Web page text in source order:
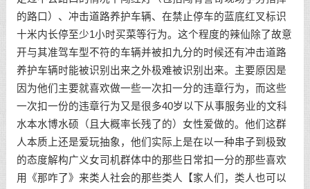
的路口）、冲击道路养护车辆、在禁止停车的蓝底红叉标识
十米内长停至少1小时买菜等行为。这个程度的辣仙除了故意
开与其准驾车型不符的车辆并被扣九分的时候还有冲击道路
养护车辆时能被识别出来之外极难被识别出来。主要原因是
因为他们主要就喜欢做一些一次扣一分的违章行为，而这些
一次扣一份的违章行为又是很多40岁以下从事服务业的文科
水本水博水硕（且大概率长残了的）女性爱做的。他们这群
人本质上还是爱玩抽象，他们实际上是在以一种串子到极致
的态度解构广义女司机群体中的那些日常扣一分的那些喜欢
用《那咋了》来类人社会的那些类人【家人们，类人也可以